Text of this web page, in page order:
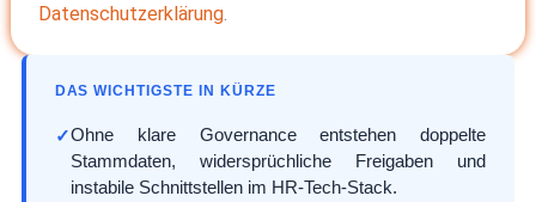
Datenschutzerklärung.
DAS WICHTIGSTE IN KÜRZE
Ohne klare Governance entstehen doppelte
Stammdaten, widersprüchliche Freigaben und
instabile Schnittstellen im HR-Tech-Stack.